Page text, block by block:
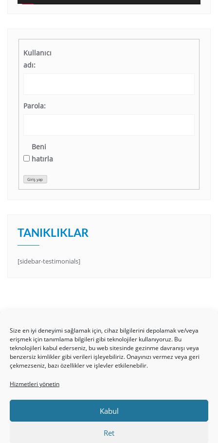
Size en iyi deneyimi sağlamak için, cihaz bilgilerini depolamak ve/veya
erişmek için tanımlama bilgileri gibi teknolojiler kullanıyoruz. Bu
teknolojileri kabul ederseniz, bu web sitesinde gezinme davranışı veya
benzersiz kimlikler gibi verileri işleyebiliriz. Onayınızı vermez veya geri
çekmezseniz, bazı özellikler ve işlevler etkilenebilir.
Hizmetleri yönetin
Kabul
Ret
Kullanıcı
adı:
Parola:
Beni
hatırla
Giriş yap
TANIKLIKLAR
[sidebar-testimonials]
HAKKIMIZDA Üyelik Kuralları
Bize Yazın
Online Kutsal Kitap
ABNSAT Türkiye – Canlı İzleyin
Ahuva Hizmetleri YouTube Sayfası
Paltalk Sohbet Odası